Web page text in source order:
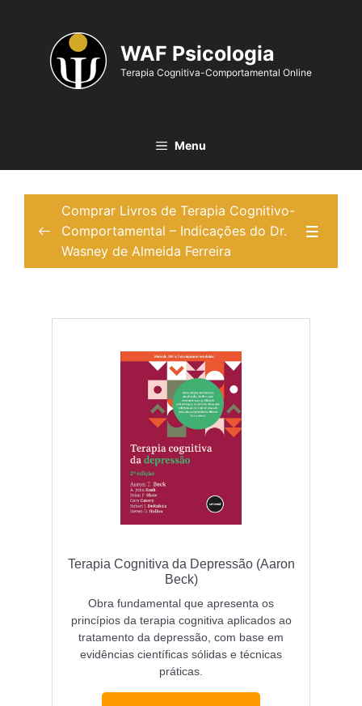
WAF Psicologia
Terapia Cognitiva-Comportamental Online
Menu
Comprar livros de TCC para iniciantes
Comprar livros de TCC para depressão
Comprar livros de TCC para TDAH
Comprar Livros de Terapia Cognitivo-
Comportamental – Indicações do Dr.
Wasney de Almeida Ferreira
Terapia Cognitiva da Depressão (Aaron
Beck)
Obra fundamental que apresenta os
princípios da terapia cognitiva aplicados ao
tratamento da depressão, com base em
evidências científicas sólidas e técnicas
práticas.